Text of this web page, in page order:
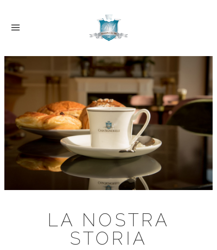
LA NOSTRA
STORIA